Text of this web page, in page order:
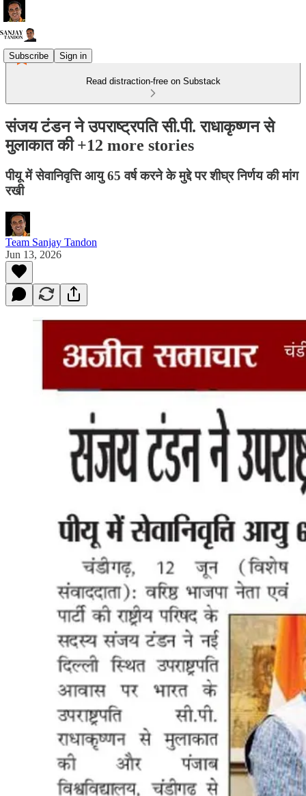
Subscribe Sign in
Read distraction-free on Substack
संजय टंडन ने उपराष्ट्रपति सी.पी. राधाकृष्णन से
मुलाकात की +12 more stories
पीयू में सेवानिवृत्ति आयु 65 वर्ष करने के मुद्दे पर शीघ्र निर्णय की मांग
रखी
Team Sanjay Tandon
Jun 13, 2026